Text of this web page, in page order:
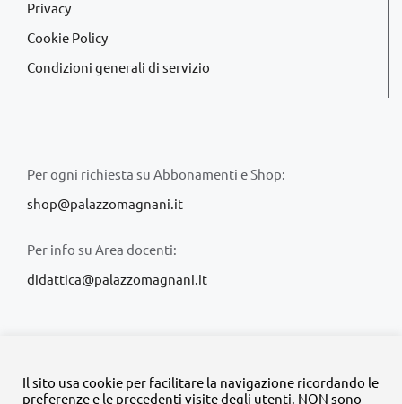
Privacy
Cookie Policy
Condizioni generali di servizio
Per ogni richiesta su Abbonamenti e Shop:
shop@palazzomagnani.it
Per info su Area docenti:
didattica@palazzomagnani.it
Il sito usa cookie per facilitare la navigazione ricordando le
preferenze e le precedenti visite degli utenti. NON sono